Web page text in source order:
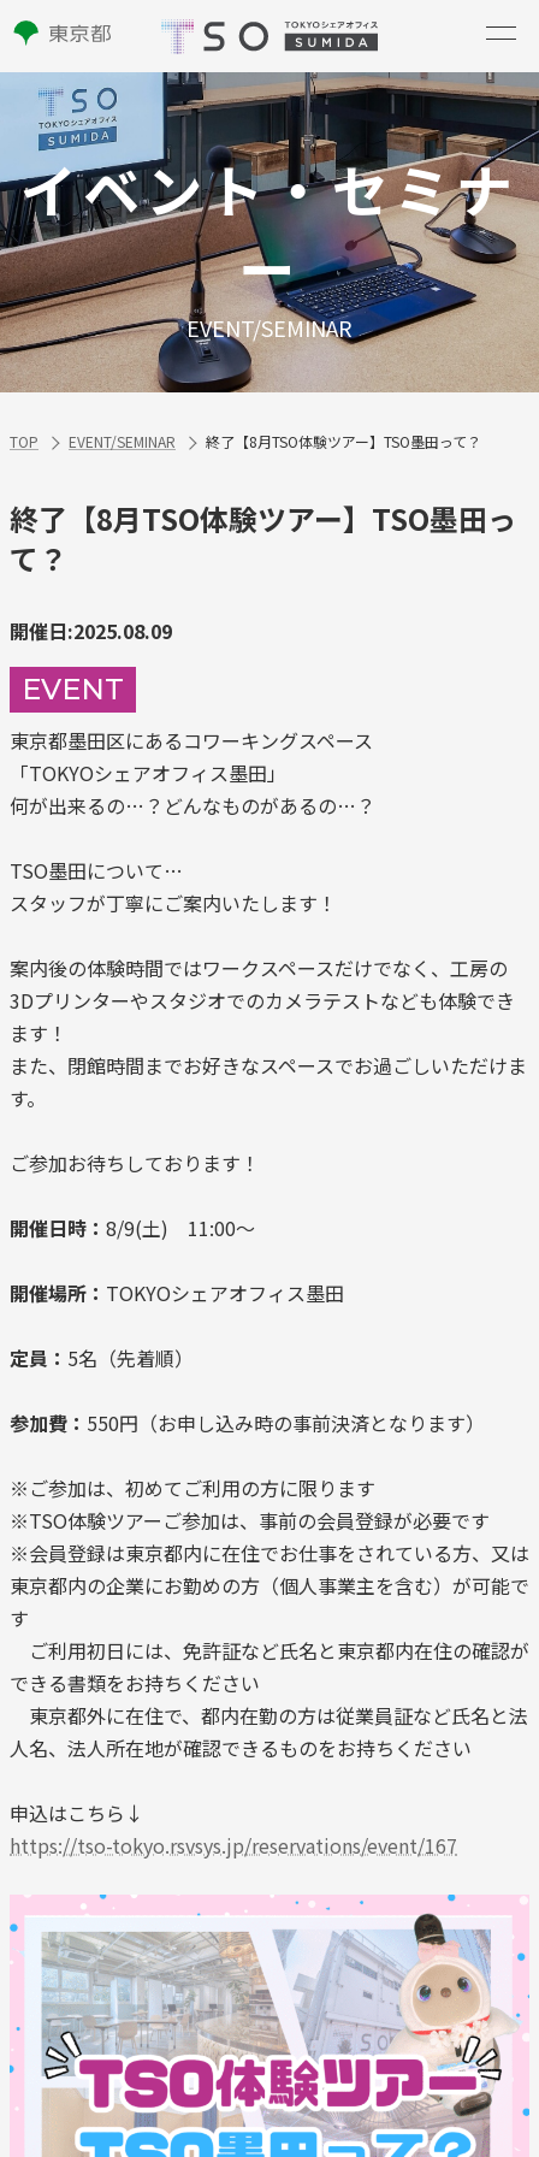
イベント・セミナ
ー
EVENT/SEMINAR
TOP EVENT/SEMINAR 終了【8月TSO体験ツアー】TSO墨田って？
終了【8月TSO体験ツアー】TSO墨田っ
て？
開催日:2025.08.09
EVENT
東京都墨田区にあるコワーキングスペース
「TOKYOシェアオフィス墨田」
何が出来るの…？どんなものがあるの…？
TSO墨田について…
スタッフが丁寧にご案内いたします！
案内後の体験時間ではワークスペースだけでなく、工房の
3Dプリンターやスタジオでのカメラテストなども体験でき
ます！
また、閉館時間までお好きなスペースでお過ごしいただけま
す。
ご参加お待ちしております！
開催日時： 8/9(土) 11:00～
開催場所： TOKYOシェアオフィス墨田
定員： 5名（先着順）
参加費： 550円（お申し込み時の事前決済となります）
※ご参加は、初めてご利用の方に限ります
※TSO体験ツアーご参加は、事前の会員登録が必要です
※会員登録は東京都内に在住でお仕事をされている方、又は
東京都内の企業にお勤めの方（個人事業主を含む）が可能で
す
ご利用初日には、免許証など氏名と東京都内在住の確認が
できる書類をお持ちください
東京都外に在住で、都内在勤の方は従業員証など氏名と法
人名、法人所在地が確認できるものをお持ちください
申込はこちら↓
https://tso-tokyo.rsvsys.jp/reservations/event/167